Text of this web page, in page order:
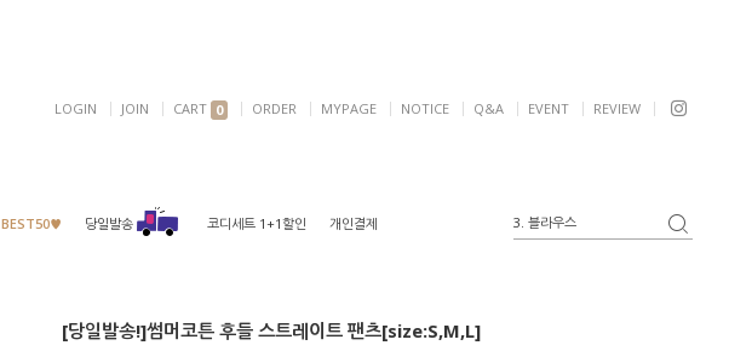
NOTICE Q&A EVENT REVIEW
LOGIN JOIN CART 0 ORDER MYPAGE
BEST50♥ 당일발송 코디세트 1+1할인 개인결제
3. 블라우스
[당일발송!]썸머코튼 후들 스트레이트 팬츠[size:S,M,L]